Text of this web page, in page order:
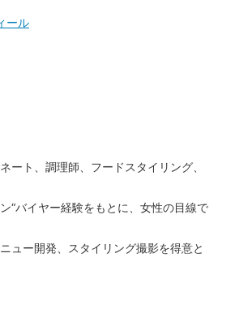
ール
ート、調理師、フードスタイリング、
“バイヤー経験をもとに、女性の目線で
ュー開発、スタイリング撮影を得意と